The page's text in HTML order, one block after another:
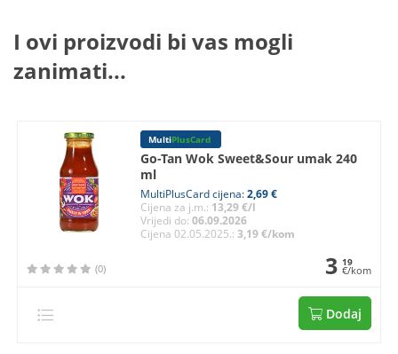
I ovi proizvodi bi vas mogli
zanimati...
MultiPlusCard
Go-Tan Wok Sweet&Sour umak 240
ml
MultiPlusCard cijena:2,69 €
Cijena za j.m.: 13,29 €/l
Vrijedi do: 06.09.2026
Cijena 02.05.2025.: 3,19 €/kom
(0) 3 19
€/kom
Dodaj